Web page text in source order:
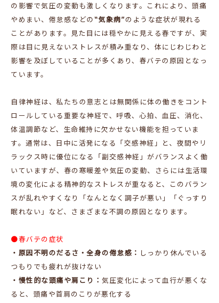
の影響で気圧の変動も激しくなります。これにより、頭痛
やめまい、倦怠感などの“気象病”のような症状が現れる
ことがあります。見た目には穏やかに見える春ですが、実
際は目に見えないストレスが積み重なり、体にじわじわと
影響を及ぼしていることが多くあり、春バテの原因となっ
ています。
自律神経は、私たちの意志とは無関係に体の働きをコント
ロールしている重要な神経で、呼吸、心拍、血圧、消化、
体温調節など、生命維持に欠かせない機能を担っていま
す。通常は、日中に活発になる「交感神経」と、夜間やリ
ラックス時に優位になる「副交感神経」がバランスよく働
いていますが、春の寒暖差や気圧の変動、さらには生活環
境の変化による精神的なストレスが重なると、このバラン
スが乱れやすくなり「なんとなく調子が悪い」「ぐっすり
眠れない」など、さまざまな不調の原因となります。
●春バテの症状
・原因不明のだるさ・全身の倦怠感： しっかり休んでいる
つもりでも疲れが抜けない
・慢性的な頭痛や肩こり：気圧変化によって血行が悪くな
ると、頭痛や首肩のこりが悪化する